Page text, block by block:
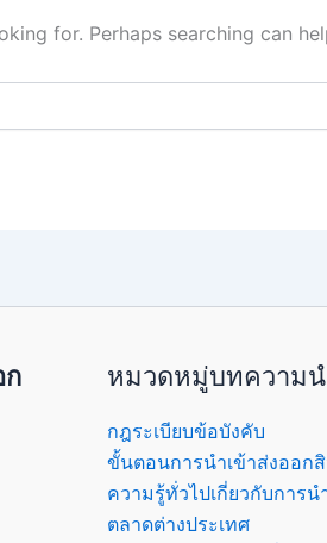
for. Perhaps searching can
ก หมวดหมู่บทความน
กฎระเบียบข้อบังคับ
ขั้นตอนการนำเข้าส่งออก
ความรู้ทั่วไปเกี่ยวกับการน
ตลาดต่างประเทศ